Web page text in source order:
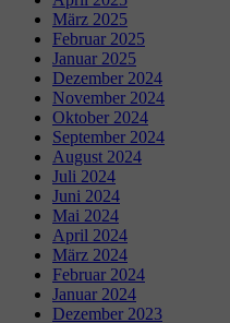
März 2025
Februar 2025
Januar 2025
Dezember 2024
November 2024
Oktober 2024
September 2024
August 2024
Juli 2024
Juni 2024
Mai 2024
April 2024
März 2024
Februar 2024
Januar 2024
Dezember 2023